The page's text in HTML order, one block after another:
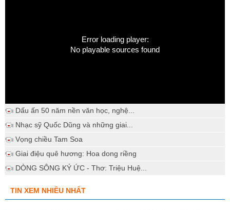
Error loading player:
No playable sources found
Dấu ấn 50 năm nền văn học, nghệ...
Nhạc sỹ Quốc Dũng và những giai...
Vọng chiều Tam Soa
Giai điệu quê hương: Hoa dong riềng
DÒNG SÔNG KÝ ỨC - Thơ: Triệu Huệ...
TIN XEM NHIỀU NHẤT